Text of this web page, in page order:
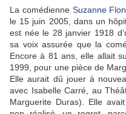
La comédienne Suzanne Flon
le 15 juin 2005, dans un
est née le 28 janvier 1918
sa voix assurée que la
Encore à 81 ans, elle allait
1999, pour une pièce de
Elle aurait dû jouer à
avec Isabelle Carré, au
Marguerite Duras). Elle